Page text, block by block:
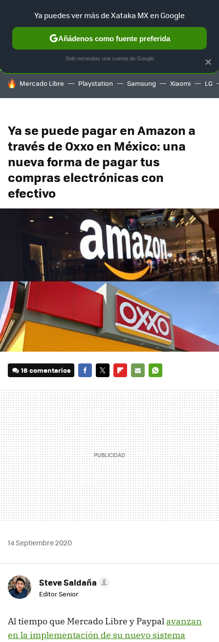
SELECCIÓN GAMING HOME AUTO TERRITORIO
HOY SE HABLA DE
Mercado Libre Playstation Samsung Xiaomi LG
Ya se puede pagar en Amazon a
través de Oxxo en México: una
nueva forma de pagar tus
compras electrónicas con
efectivo
16 comentarios
MAIL
14 Septiembre 2020
Steve Saldaña
Editor Senior
Al tiempo que Mercado Libre y Paypal avanzan
en la implementación de su nuevo sistema
×
Ya puedes ver más de Xataka MX en Google
Añádenos como fuente preferida
Solo necesitas una cuenta de Google